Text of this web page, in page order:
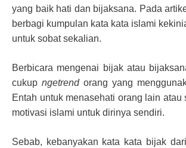
yang baik hati dan bijaksana. Pada
berbagi kumpulan kata kata islami
untuk sobat sekalian.
Berbicara mengenai bijak atau
cukup ngetrendorang yang
Entah untuk menasehati orang lain atau
motivasi islami untuk dirinya sendiri.
Sebab, kebanyakan kata kata bijak